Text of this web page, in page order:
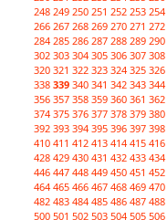
248 249 250 251 252 253 254
266 267 268 269 270 271 272
284 285 286 287 288 289 290
302 303 304 305 306 307 308
320 321 322 323 324 325 326
338 339 340 341 342 343 344
356 357 358 359 360 361 362
374 375 376 377 378 379 380
392 393 394 395 396 397 398
410 411 412 413 414 415 416
428 429 430 431 432 433 434
446 447 448 449 450 451 452
464 465 466 467 468 469 470
482 483 484 485 486 487 488
500 501 502 503 504 505 506